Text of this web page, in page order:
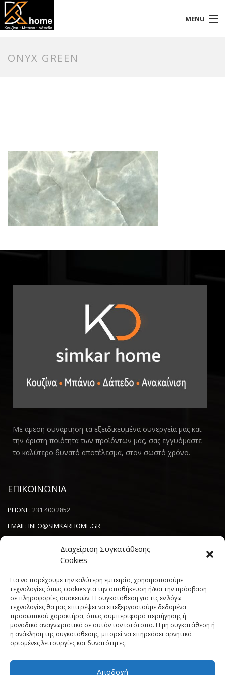
Διαχείριση Συγκατάθεσης
Cookies
Για να παρέχουμε την καλύτερη εμπειρία, χρησιμοποιούμε
τεχνολογίες όπως cookies για την αποθήκευση ή/και την πρόσβαση
σε πληροφορίες συσκευών. Η συγκατάθεση για τις εν λόγω
τεχνολογίες θα μας επιτρέψει να επεξεργαστούμε δεδομένα
προσωπικού χαρακτήρα, όπως συμπεριφορά περιήγησης ή
μοναδικά αναγνωριστικά σε αυτόν τον ιστότοπο. Η μη συγκατάθεση ή
η ανάκληση της συγκατάθεσης, μπορεί να επηρεάσει αρνητικά
ορισμένες λειτουργίες και δυνατότητες.
Αποδοχή
MENU
ONYX GREEN
Με άμεση συνάρτηση τα εξειδικευμένα συνεργεία μας και
την άριστη ποιότητα των προϊόντων μας, σας εγγυόμαστε
το καλύτερο δυνατό αποτέλεσμα, στον σωστό χρόνο.
ΕΠΙΚΟΙΝΩΝΙΑ
PHONE: 231 400 2852
EMAIL: INFO@SIMKARHOME.GR
NEWSLETTER
----------------------